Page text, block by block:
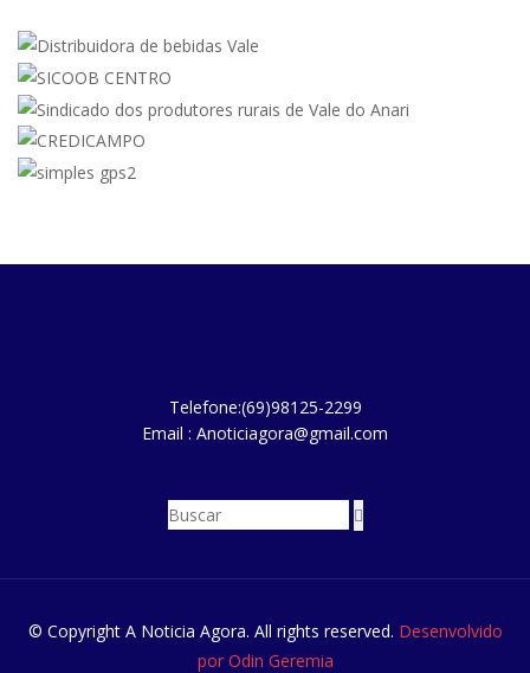
Telefone:(69)98125-2299
Email : Anoticiagora@gmail.com
© Copyright A Noticia Agora. All rights reserved. Desenvolvido
por Odin Geremia